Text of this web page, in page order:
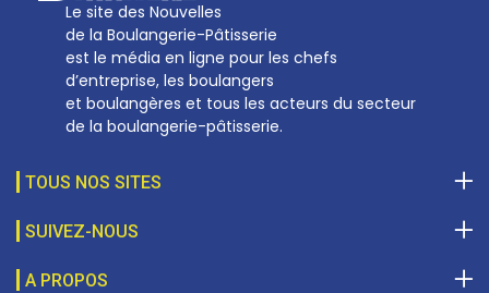
Le site des Nouvelles
de la Boulangerie-Pâtisserie
est le média en ligne pour les chefs
d’entreprise, les boulangers
et boulangères et tous les acteurs du secteur
de la boulangerie-pâtisserie.
TOUS NOS SITES
SUIVEZ-NOUS
A PROPOS